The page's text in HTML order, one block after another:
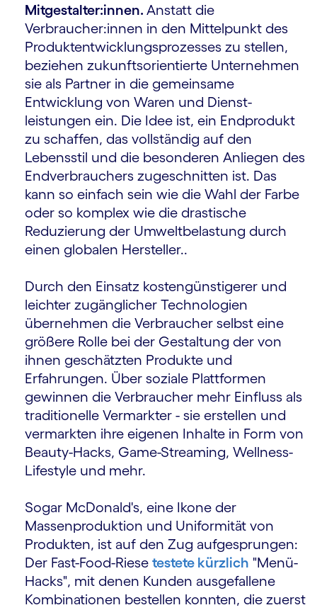
Mitgestalter:innen. Anstatt die
Verbraucher:innen in den Mittelpunkt des
Produktent­wicklungs­prozesses zu stellen,
beziehen zukunftsorientierte Unternehmen
sie als Partner in die gemeinsame
Entwicklung von Waren und Dienst­
leistungen ein. Die Idee ist, ein Endprodukt
zu schaffen, das vollständig auf den
Lebensstil und die besonderen Anliegen des
Endverbrauchers zugeschnitten ist. Das
kann so einfach sein wie die Wahl der Farbe
oder so komplex wie die drastische
Reduzierung der Umweltbelastung durch
einen globalen Hersteller..
Durch den Einsatz kostengünstigerer und
leichter zugänglicher Tech­nologien
übernehmen die Verbraucher selbst eine
größere Rolle bei der Gestaltung der von
ihnen geschätzten Produkte und
Erfahrungen. Über soziale Plattformen
gewinnen die Verbraucher mehr Einfluss als
traditionelle Vermarkter - sie erstellen und
vermarkten ihre eigenen Inhalte in Form von
Beauty-Hacks, Game-Streaming, Wellness-
Lifestyle und mehr.
Sogar McDonald's, eine Ikone der
Massenproduktion und Uniformität von
Produkten, ist auf den Zug aufgesprungen:
Der Fast-Food-Riese testete kürzlich "Menü-
Hacks", mit denen Kunden ausgefallene
Kombi­nationen bestellen konnten, die zuerst